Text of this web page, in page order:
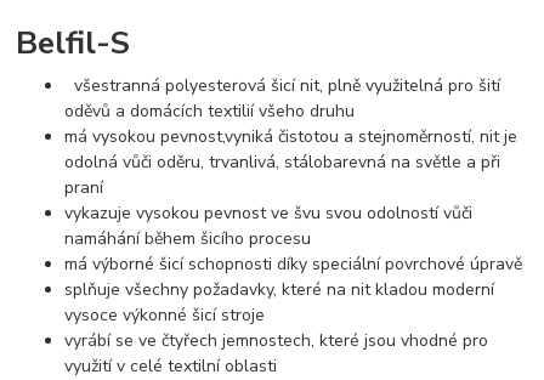
Belfil-S
všestranná polyesterová šicí nit, plně využitelná pro šití
oděvů a domácích textilií všeho druhu
má vysokou pevnost,vyniká čistotou a stejnoměrností, nit je
odolná vůči oděru, trvanlivá, stálobarevná na světle a při
praní
vykazuje vysokou pevnost ve švu svou odolností vůči
namáhání během šicího procesu
má výborné šicí schopnosti díky speciální povrchové úpravě
splňuje všechny požadavky, které na nit kladou moderní
vysoce výkonné šicí stroje
vyrábí se ve čtyřech jemnostech, které jsou vhodné pro
využití v celé textilní oblasti